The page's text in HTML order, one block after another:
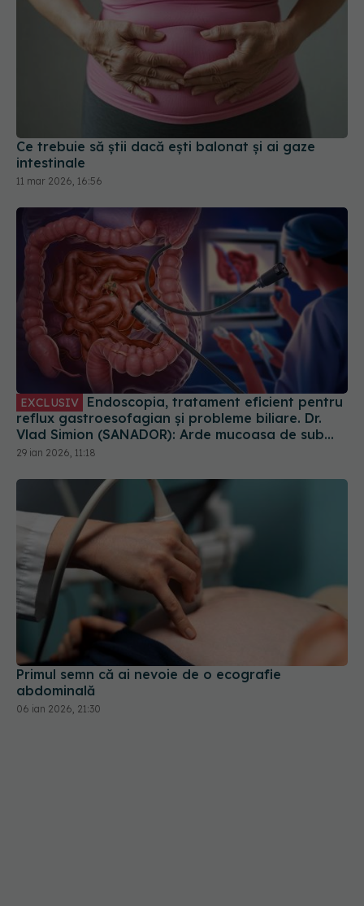
Ce trebuie să știi dacă ești balonat și ai gaze
intestinale
11 mar 2026, 16:56
EXCLUSIV
reflux gastroesofagian și probleme biliare. Dr.
Vlad Simion (SANADOR): Arde mucoasa de sub
esofag
29 ian 2026, 11:18
Primul semn că ai nevoie de o ecografie
abdominală
06 ian 2026, 21:30